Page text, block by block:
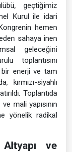
geçtiğimiz
Kurul ile idari
hemen
sahaya inen
geleceğini
toplantısını
bir enerji ve tam
kırmızı-siyahlı
Toplantıda
mali yapısının
yönelik radikal
ve